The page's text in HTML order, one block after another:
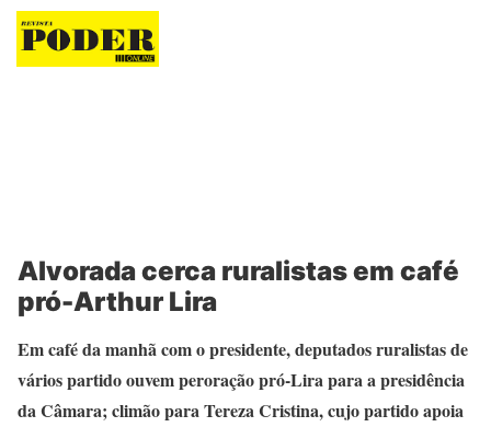
Revista Poder
Alvorada cerca ruralistas em café
pró-Arthur Lira
Em café da manhã com o presidente, deputados ruralistas de
vários partido ouvem peroração pró-Lira para a presidência
da Câmara; climão para Tereza Cristina, cujo partido apoia